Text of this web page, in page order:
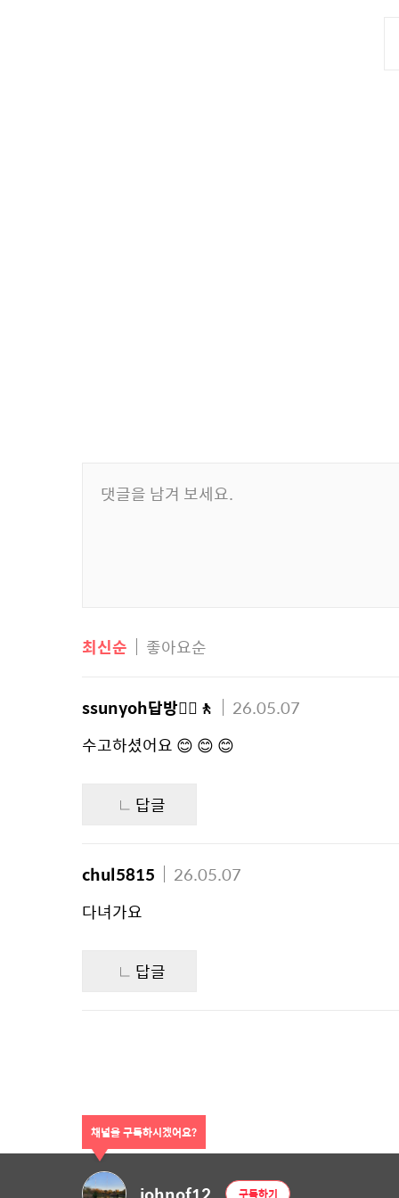
최신순 좋아요순
ssunyoh답방🚶‍♀️🚶
26.05.07
수고하셨어요 😊 😊 😊
답글
chul5815
26.05.07
다녀가요
답글
채널을 구독하시겠어요?
구독하기